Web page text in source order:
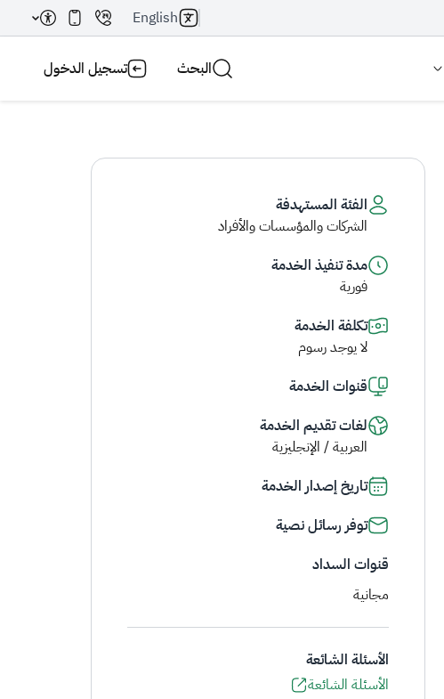
English
البحث تسجيل الدخول
بحث
الفئة المستهدفة
الشركات والمؤسسات والأفراد
مدة تنفيذ الخدمة
فورية
تكلفة الخدمة
لا يوجد رسوم
قنوات الخدمة
لغات تقديم الخدمة
العربية / الإنجليزية
تاريخ إصدار الخدمة
توفر رسائل نصية
قنوات السداد
مجانية
الأسئلة الشائعة
الأسئلة الشائعة